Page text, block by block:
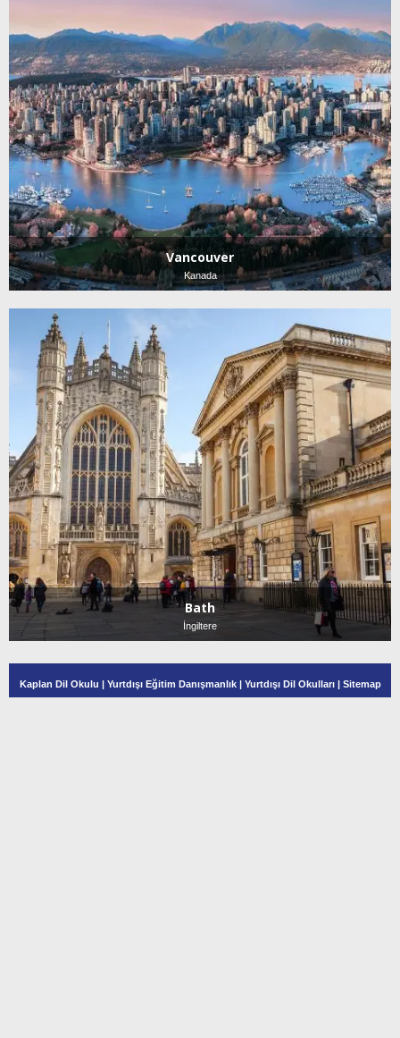
Vancouver
Kanada
Bath
İngiltere
Kaplan Dil Okulu Yurtdışı Eğitim Danışmanlık| Yurtdışı Dil Okulları| Sitemap